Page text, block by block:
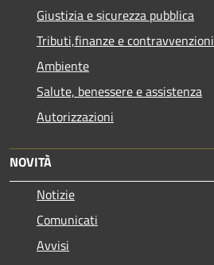
Giustizia e sicurezza pubblica
Tributi,finanze e contravvenzioni
Ambiente
Salute, benessere e assistenza
Autorizzazioni
NOVITÀ
Notizie
Comunicati
Avvisi